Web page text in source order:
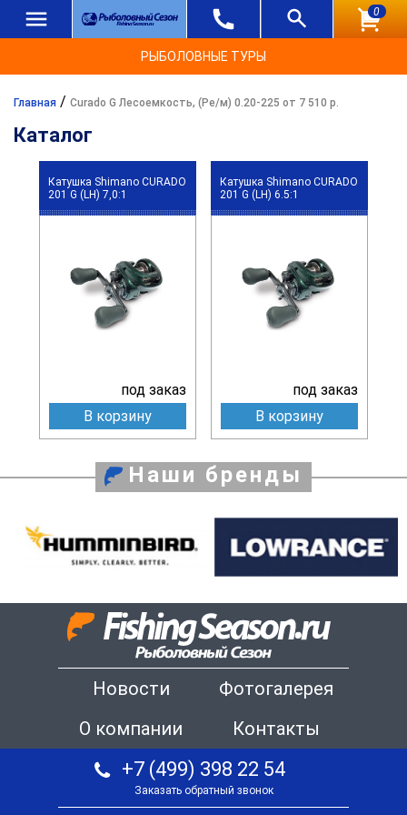
0
РЫБОЛОВНЫЕ ТУРЫ
Главная / Curado G Лесоемкость, (Ре/м) 0.20-225 от 7 510 р.
Каталог
Катушка Shimano CURADO
201 G (LH) 7,0:1
под заказ
В корзину
Катушка Shimano CURADO
201 G (LH) 6.5:1
под заказ
В корзину
Наши бренды
Новости
Фотогалерея
О компании
Контакты
+7 (499) 398 22 54
Заказать обратный звонок